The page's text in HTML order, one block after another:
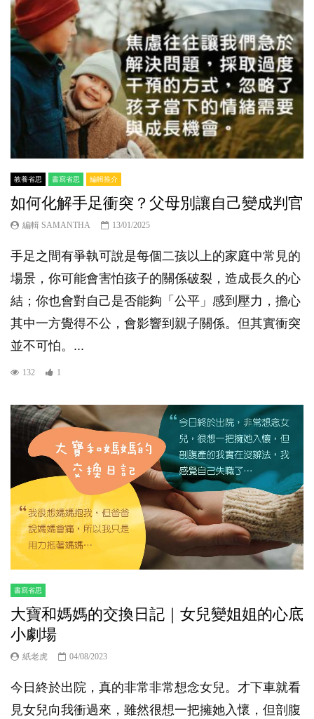
教養省思 書寫省思 編輯推介
如何化解手足衝突？父母別讓自己變成判官
編輯 SAMANTHA 13/01/2025
手足之間有爭執可說是每個二孩以上的家庭中常見的
場景，你可能會害怕孩子的關係破裂，造成長久的心
結；你也會對自己是否能夠「公平」感到壓力，擔心
其中一方覺得不公，會影響到親子關係。但其實衝突
並不可怕。...
132 1
書寫省思
大寶和媽媽的交換日記｜女兒變姐姐的心底
小劇場
紙老虎 04/08/2023
今日終於出院，真的非常非常想念女兒。才下車就看
見女兒向我衝過來，雖然很想一把擁她入懷，但剖腹